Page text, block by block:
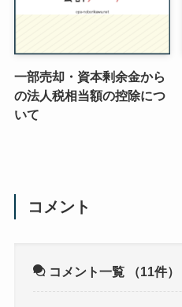
一部売却・資本剰余金から
の法人税相当額の控除につ
いて
コメント
コメント一覧 （11件）